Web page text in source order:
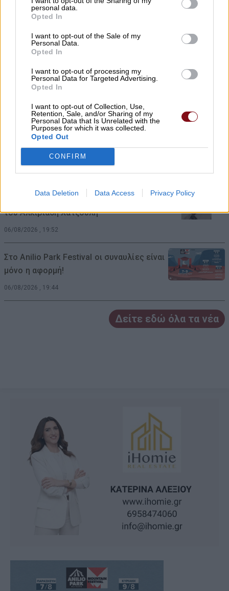
personal data.
Opted In
I want to opt-out of the Sale of my
Personal Data.
Opted In
I want to opt-out of processing my
Personal Data for Targeted Advertising.
Opted In
I want to opt-out of Collection, Use,
Retention, Sale, and/or Sharing of my
Personal Data that Is Unrelated with the
Purposes for which it was collected.
Opted Out
CONFIRM
Data Deletion Data Access Privacy Policy
Παραγωγός προσέφερε 2 τόνους
06/08/2026 , 23:14
Τα υπερηχητικά αεροπλάνα επιστρέφουν
δεκαετίες μετά το Concorde
Χρ. Καπετάνος: Τιμή στη μεγάλη γιορτή
της Ορθοδοξίας και στις Ένοπλες
06/08/2026 , 21:54
Αύριο Παρασκευή στο Δομένικο η κηδεία
του Αλκιβιάδη Χατζούλη
06/08/2026 , 19:52
Στο Anilio Park Festival οι συναυλίες είναι
μόνο η αφορμή!
06/08/2026 , 19:44
Δείτε εδώ όλα τα νέα